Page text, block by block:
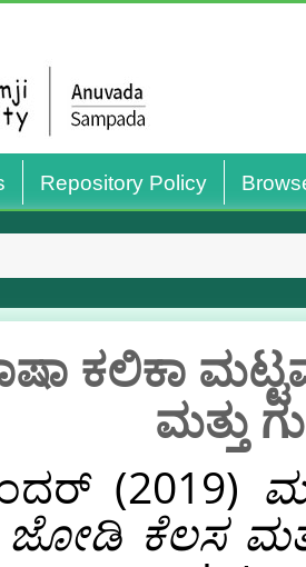
Repository Policy
ಕಲಿಕಾ
ಮತ್ತು
(2019)
ಕೆಲಸ